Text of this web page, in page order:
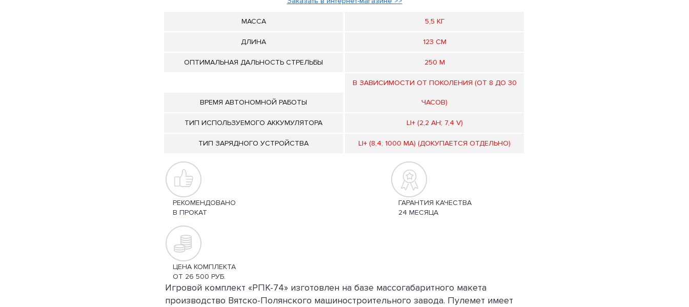
МАССА 5,5 КГ
ДЛИНА 123 СМ
ОПТИМАЛЬНАЯ ДАЛЬНОСТЬ СТРЕЛЬБЫ 250 М
ВРЕМЯ АВТОНОМНОЙ РАБОТЫ
В ЗАВИСИМОСТИ ОТ ПОКОЛЕНИЯ (ОТ 8 ДО 30
ЧАСОВ)
ТИП ИСПОЛЬЗУЕМОГО АККУМУЛЯТОРА LI+ (2,2 AH; 7,4 V)
ТИП ЗАРЯДНОГО УСТРОЙСТВА LI+ (8,4; 1000 MA) (ДОКУПАЕТСЯ ОТДЕЛЬНО)
РЕКОМЕНДОВАНО
В ПРОКАТ
ГАРАНТИЯ КАЧЕСТВА
24 МЕСЯЦА
ЦЕНА КОМПЛЕКТА
ОТ 26 500 РУБ.
Игровой комплект «РПК-74» изготовлен на базе массогабаритного макета
производство Вятско-Полянского машиностроительного завода. Пулемет имеет